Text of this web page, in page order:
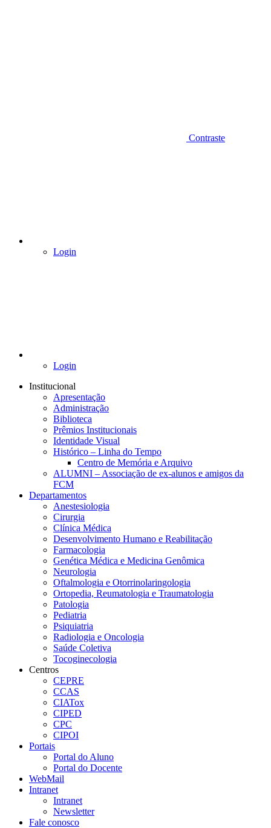
Contraste
Login
Login
Institucional
Apresentação
Administração
Biblioteca
Prêmios Institucionais
Identidade Visual
Histórico – Linha do Tempo
Centro de Memória e Arquivo
ALUMNI – Associação de ex-alunos e amigos da
FCM
Departamentos
Anestesiologia
Cirurgia
Clínica Médica
Desenvolvimento Humano e Reabilitação
Farmacologia
Genética Médica e Medicina Genômica
Neurologia
Oftalmologia e Otorrinolaringologia
Ortopedia, Reumatologia e Traumatologia
Patologia
Pediatria
Psiquiatria
Radiologia e Oncologia
Saúde Coletiva
Tocoginecologia
Centros
CEPRE
CCAS
CIATox
CIPED
CPC
CIPOI
Portais
Portal do Aluno
Portal do Docente
WebMail
Intranet
Intranet
Newsletter
Fale conosco